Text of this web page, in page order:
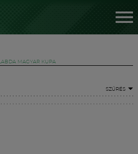
MAGYAR KUPA
SZŰRÉS